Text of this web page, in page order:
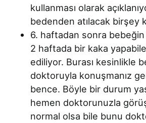
kullanması olarak
bedenden atılacak birşey
6. haftadan sonra
2 haftada bir kaka
ediliyor. Burası kesinlikle
doktoruyla konuşmanız
bence. Böyle bir durum
hemen doktorunuzla
normal olsa bile bunu